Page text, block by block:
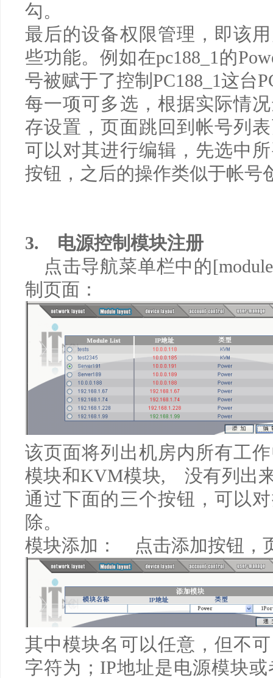
勾。
最后的设备权限管理，即该
些功能。例如在pc188_1 的
号被赋于了控制 PC188_1这台
每一项可多选，根据实际情
存设置，页面跳回到帐号列
可以对其进行编辑，先选中
按钮，之后的操作类似于帐号
3. 电源控制模块注册
点击导航菜单栏中的
制页面：
该页面将列出机房内所有工
模块和KVM模块, 没有列出
通过下面的三个按钮，可以
除。
模块添加： 点击添加按钮，
其中模块名可以任意，但不
字符为； IP地址是电源模块或